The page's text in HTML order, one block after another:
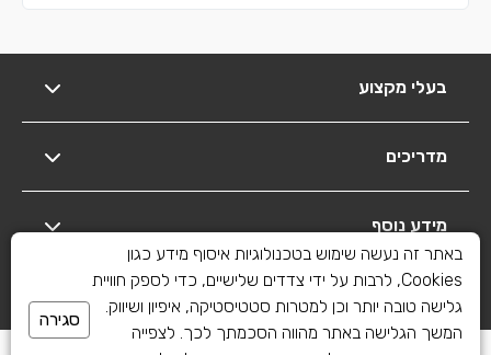
בעלי מקצוע
מדריכים
מידע נוסף
יצירת קשר
באתר זה נעשה שימוש בטכנולוגיות איסוף מידע כגון
Cookies, לרבות על ידי צדדים שלישיים, כדי לספק חוויית
גלישה טובה יותר וכן למטרות סטטיסטיקה, איפיון ושיווק.
המשך הגלישה באתר מהווה הסכמתך לכך. לצפייה
סגירה